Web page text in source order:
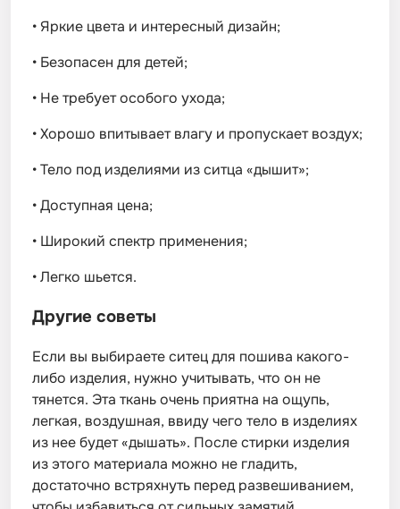
• Яркие цвета и интересный дизайн;
• Безопасен для детей;
• Не требует особого ухода;
•Хорошо впитывает влагу и пропускает воздух;
•Тело под изделиями из ситца «дышит»;
•Доступная цена;
• Широкий спектр применения;
•Легко шьется.
Другие советы
Если вы выбираете ситец для пошива какого-
либо изделия, нужно учитывать, что он не
тянется. Эта ткань очень приятна на ощупь,
легкая, воздушная, ввиду чего тело в изделиях
из нее будет «дышать». После стирки изделия
из этого материала можно не гладить,
достаточно встряхнуть перед развешиванием,